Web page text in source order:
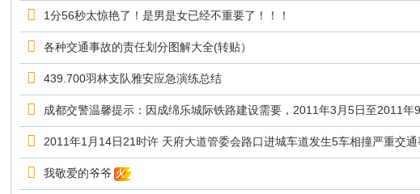
1分56秒太惊艳了！是男是女已经不重要了！！！
各种交通事故的责任划分图解大全(转贴）
439.700羽林支队雅安应急演练总结
成都交警温馨提示：因成绵乐城际铁路建设需要，2011年3月5日至2011年
2011年1月14日21时许 天府大道管委会路口进城车道发生5车相撞严重交通
我敬爱的爷爷 火